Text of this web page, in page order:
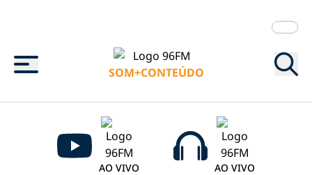
Menu
SOM+CONTEÚDO
AO VIVO AO VIVO